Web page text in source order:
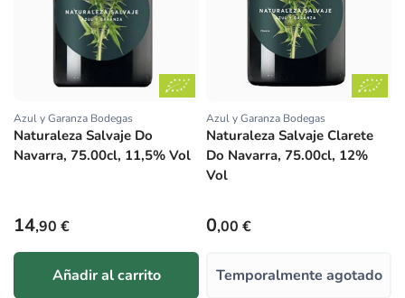
Proveedor:
Azul y Garanza Bodegas
Naturaleza Salvaje Do
Navarra, 75.00cl, 11,5% Vol
Precio habitual
14,90 €
Añadir al carrito
Proveedor:
Azul y Garanza Bodegas
Naturaleza Salvaje Clarete
Do Navarra, 75.00cl, 12%
Vol
Precio habitual
0,00 €
Temporalmente agotado